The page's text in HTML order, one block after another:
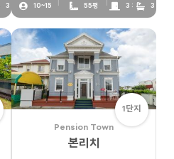
3 10~15 55평 3 : 3
1단지
Pension Town
본리치